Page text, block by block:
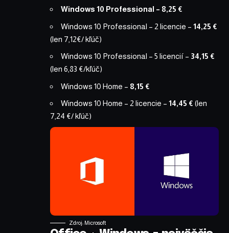
Windows 10 Professional – 8,25 €
Windows 10 Professional – 2 licencie – 14,25 €
(len 7,12€/ kľúč)
Windows 10 Professional – 5 licencií – 34,15 €
(len 6,83 €/kľúč)
Windows 10 Home – 8,15 €
Windows 10 Home – 2 licencie – 14,45 € (len
7,24 €/ kľúč)
Zdroj: Microsoft